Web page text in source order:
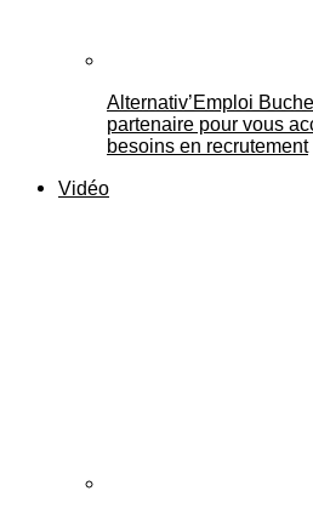
Alternativ’Emploi
partenaire pour vous
besoins en recrutement
Vidéo